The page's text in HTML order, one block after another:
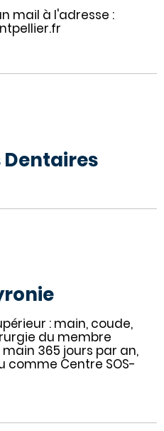
mail à l'adresse :
Dentaires
: main, coude,
du membre
main 365 jours par an,
comme Centre SOS-